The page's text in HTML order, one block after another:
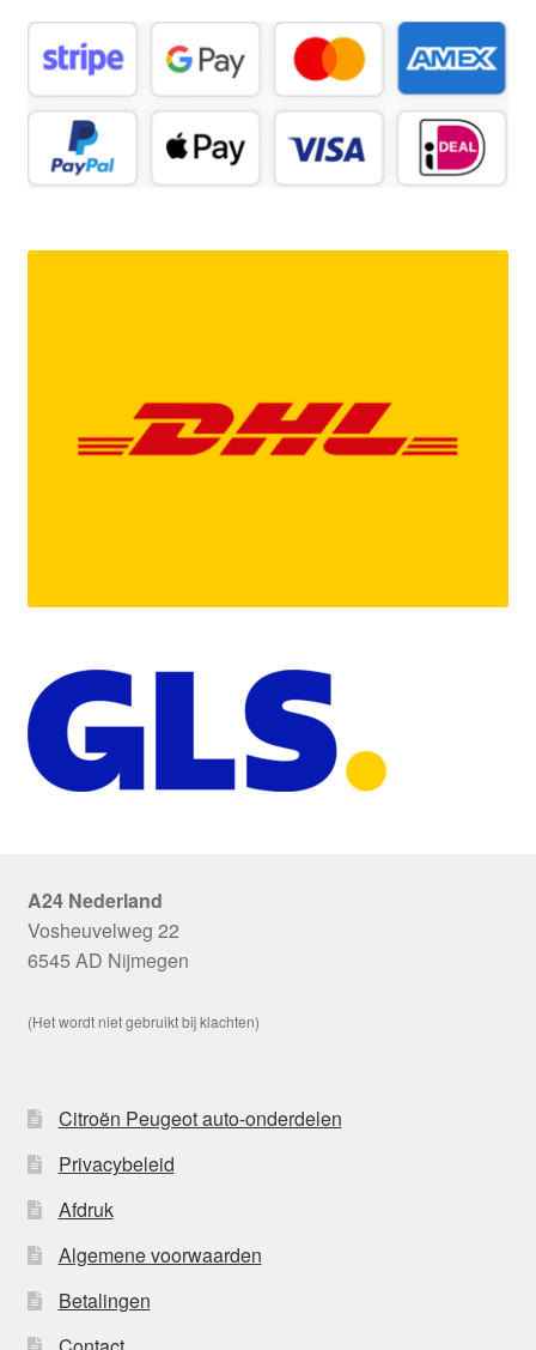
A24 Nederland
Vosheuvelweg 22
6545 AD Nijmegen
(Het wordt niet gebruikt bij klachten)
Citroën Peugeot auto-onderdelen
Privacybeleid
Afdruk
Algemene voorwaarden
Betalingen